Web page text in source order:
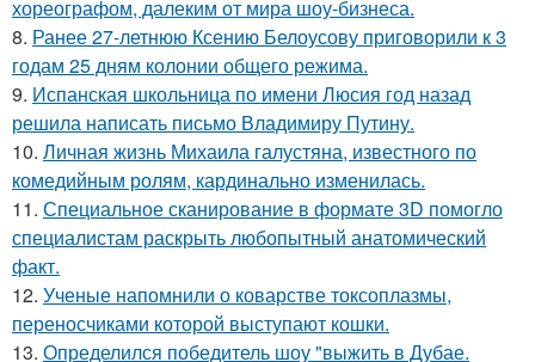
хореографом, далеким от мира шоу-бизнеса.
8. Ранее 27-летнюю Ксению Белоусову приговорили к 3
годам 25 дням колонии общего режима.
9. Испанская школьница по имени Люсия год назад
решила написать письмо Владимиру Путину.
10. Личная жизнь Михаила галустяна, известного по
комедийным ролям, кардинально изменилась.
11. Специальное сканирование в формате 3D помогло
специалистам раскрыть любопытный анатомический
факт.
12. Ученые напомнили о коварстве токсоплазмы,
переносчиками которой выступают кошки.
13. Определился победитель шоу "выжить в Дубае.